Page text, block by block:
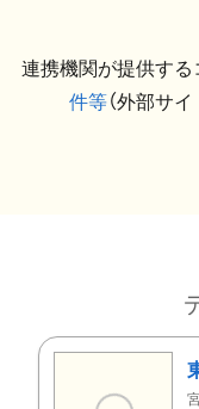
連携機関が提供する
件等（外部サ